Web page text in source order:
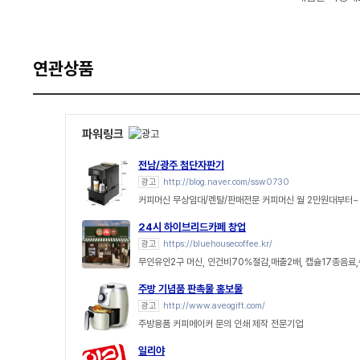
연관상품
파워링크
전남/광주 첨단자판기
광고 http://blog.naver.com/ssw0730
커피머신 무상임대/렌탈/판매전문 커피머신 월 2만원대부터~
24시 하이브리드카페 창업
광고 https://bluehousecoffee.kr/
무인유인2구 머신, 인건비70%절감,매출2배, 캡슐17종음료,
주방 기념품 판촉물 홍보물
광고 http://www.aveogift.com/
주방용품 커피메이커 문의 인쇄 제작 전문기업
일리야